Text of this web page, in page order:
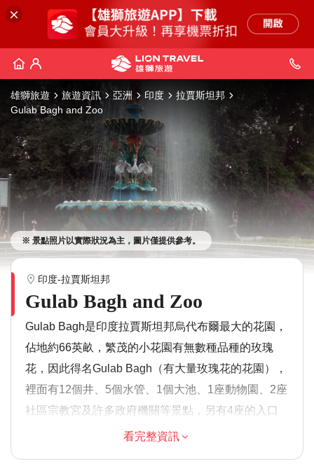
雄獅旅遊 旅遊資訊 亞洲 印度
拉賈斯坦邦
Gulab Bagh and Zoo
※ 景點照片以實際狀況為主，圖片僅提供參考。
印度-拉賈斯坦邦
Gulab Bagh and Zoo
Gulab Bagh是印度拉賈斯坦邦烏代布爾最大的花園，
佔地約66英畝，繁茂的小花園有無數種品種的玫瑰
花，因此得名Gulab Bagh（有大量玫瑰花的花園），
裡面有12個井、5個水管、1個大池、1座動物園、2座
社區宗教宮及許多政府機關等景點，另有4座的入口
大門，其中2座開放給普通公眾進出，可容納約350輛
看完整資訊